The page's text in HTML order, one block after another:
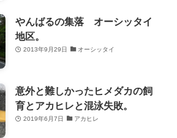
やんばるの集落 オーシッタイ
地区。
2013年9月29日 オーシッタイ
意外と難しかったヒメダカの飼
育とアカヒレと混泳失敗。
2019年6月7日 アカヒレ